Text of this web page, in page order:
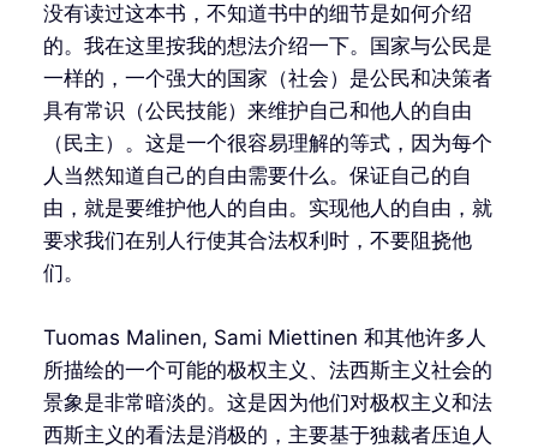
没有读过这本书，不知道书中的细节是如何介绍
的。我在这里按我的想法介绍一下。国家与公民是
一样的，一个强大的国家（社会）是公民和决策者
具有常识（公民技能）来维护自己和他人的自由
（民主）。这是一个很容易理解的等式，因为每个
人当然知道自己的自由需要什么。保证自己的自
由，就是要维护他人的自由。实现他人的自由，就
要求我们在别人行使其合法权利时，不要阻挠他
们。
Tuomas Malinen, Sami Miettinen 和其他许多人
所描绘的一个可能的极权主义、法西斯主义社会的
景象是非常暗淡的。这是因为他们对极权主义和法
西斯主义的看法是消极的，主要基于独裁者压迫人